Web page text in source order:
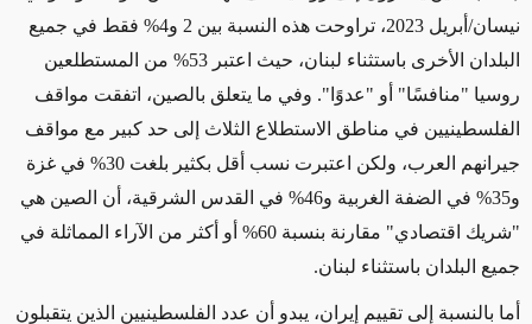
نيسان/أبريل 2023، تراوحت هذه النسبة بين 2 و4% فقط في جميع
البلدان الأخرى باستثناء لبنان، حيث اعتبر 53% من المستطلعين
روسيا "منافسًا" أو "عدوًا". وفي ما يتعلق بالصين، اتفقت مواقف
الفلسطينيين في مناطق الاستطلاع الثلاث إلى حد كبير مع مواقف
جيرانهم العرب، ولكن اعتبرت نسب أقل بكثير بلغت 30% في غزة
و35% في الضفة الغربية و46% في القدس الشرقية، أن الصين هي
"شريك اقتصادي" مقارنة بنسبة 60% أو أكثر من الآراء المماثلة في
جميع البلدان باستثناء لبنان.
أما بالنسبة إلى تقييم إيران، يبدو أن عدد الفلسطينيين الذين يتقبلون